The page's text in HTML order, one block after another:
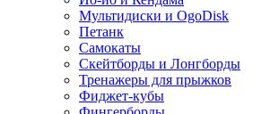
Мультидиски и OgoDisk
Петанк
Самокаты
Скейтборды и Лонгборды
Тренажеры для прыжков
Фиджет-кубы